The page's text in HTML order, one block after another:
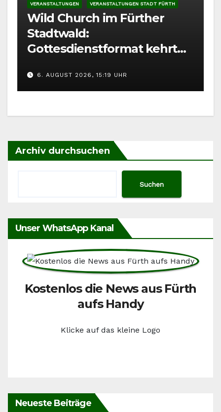
VERANSTALTUNGEN VERANSTALTUNGEN STADT FÜRTH
Wild Church im Fürther
Stadtwald:
Gottesdienstformat kehrt
6. AUGUST 2026, 15:19 UHR
Archiv durchsuchen
Suchen
Unser WhatsApp Kanal
Kostenlos die News aus Fürth
aufs Handy
Klicke auf das kleine Logo
Neueste Beiträge